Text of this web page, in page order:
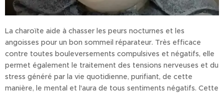
La charoïte aide à chasser les peurs nocturnes et les
angoisses pour un bon sommeil réparateur. Très efficace
contre toutes bouleversements compulsives et négatifs, elle
permet également le traitement des tensions nerveuses et du
stress généré par la vie quotidienne, purifiant, de cette
manière, le mental et l'aura de tous sentiments négatifs. Cette